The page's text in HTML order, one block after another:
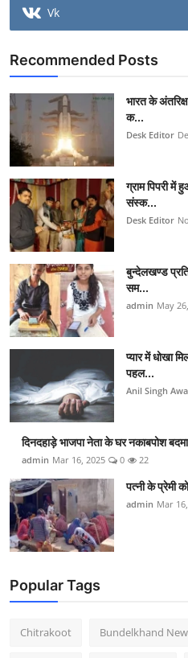
Vk
Recommended Posts
भारत के
क...
Desk Editor
ग्राम पिपरी
संस्क...
Desk Editor
बुन्देलखण्ड
सम...
admin May
प्यार में धोखा
पहल...
Anil Singh
दिनदहाड़े भाजपा नेता के घर नकाबपोश
admin Mar 16, 2025 0 22
पत्नी के प्रेमी
admin Mar
Popular Tags
Chitrakoot Bundelkhand